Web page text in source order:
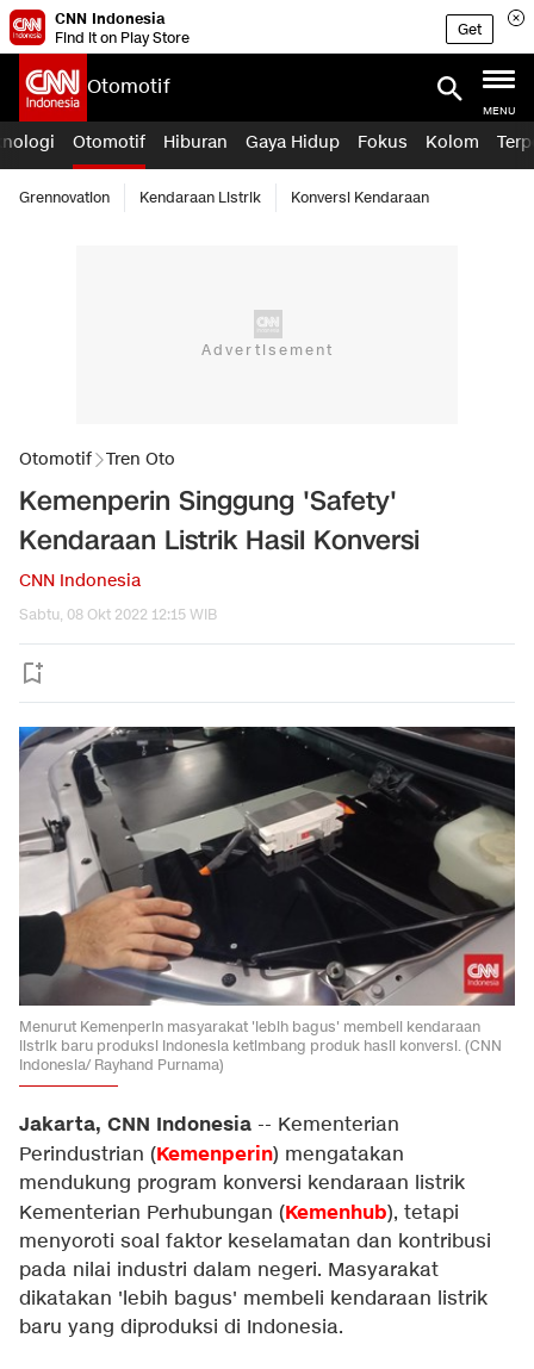
CNN Indonesia
Find it on Play Store
Get
Otomotif
MENU
Otomotif Hiburan Gaya Hidup Fokus Kolom
Grennovation Kendaraan Listrik Konversi Kendaraan
Otomotif Tren Oto
Kemenperin Singgung 'Safety'
Kendaraan Listrik Hasil Konversi
CNN Indonesia
Sabtu, 08 Okt 2022 12:15 WIB
Menurut Kemenperin masyarakat 'lebih bagus' membeli kendaraan
listrik baru produksi Indonesia ketimbang produk hasil konversi. (CNN
Indonesia/ Rayhand Purnama)
Jakarta, CNN Indonesia -- Kementerian
Perindustrian (Kemenperin) mengatakan
mendukung program konversi kendaraan listrik
Kementerian Perhubungan (Kemenhub), tetapi
menyoroti soal faktor keselamatan dan kontribusi
pada nilai industri dalam negeri. Masyarakat
dikatakan 'lebih bagus' membeli kendaraan listrik
baru yang diproduksi di Indonesia.